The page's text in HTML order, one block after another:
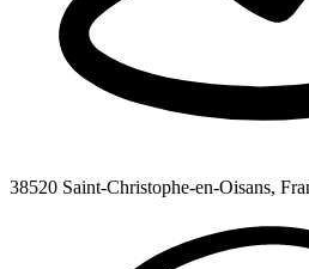
38520 Saint-Christophe-en-Oisans,